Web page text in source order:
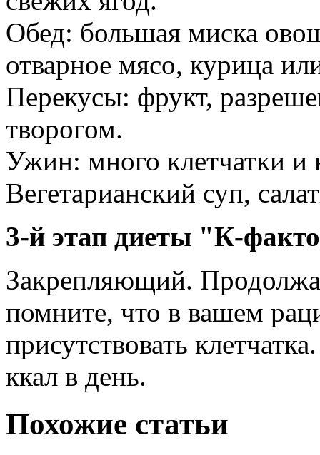
Обед: большая миска
отварное мясо, курица
Перекусы: фрукт,
творогом.
Ужин: много клетчатки и
Вегетарианский суп,
3-й этап диеты "К-
Закрепляющий.
помните, что в вашем
присутствовать
ккал в день.
Похожие статьи